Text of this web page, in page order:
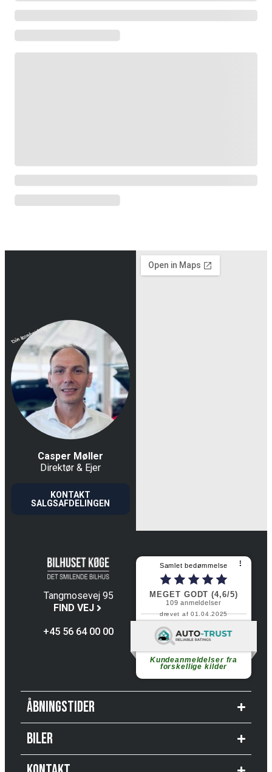
Casper Møller
Direktør & Ejer
KONTAKT
SALGSAFDELINGEN
Tangmosevej 95
4600 Køge
FIND VEJ
+45 56 64 00 00
Samlet bedømmelse ⠇
MEGET GODT (4,6/5)
109anmeldelser
drevet af 01.04.2025
Kundeanmeldelser fra
forskellige kilder
Fortsæt med at læse
Åbningstider
Biler